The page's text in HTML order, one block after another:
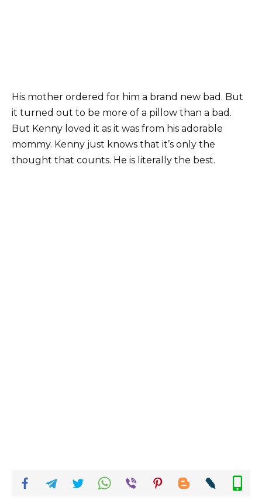
His mother ordered for him a brand new bad. But
it turned out to be more of a pillow than a bad.
But Kenny loved it as it was from his adorable
mommy. Kenny just knows that it’s only the
thought that counts. He is literally the best.